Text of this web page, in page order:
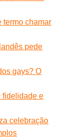
termo chamar
pede
gays? O
fidelidade e
celebração